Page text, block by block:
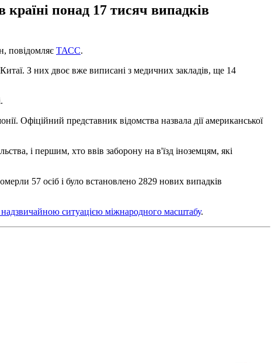
країні понад 17 тисяч випадків
повідомляє ТАСС.
З них двоє вже виписані з медичних закладів, ще 14
представник відомства назвала дії американської
і першим, хто ввів заборону на в'їзд іноземцям, які
57 осіб і було встановлено 2829 нових випадків
надзвичайною ситуацією міжнародного масштабу.